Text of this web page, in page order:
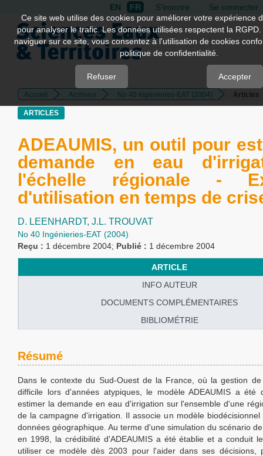
Quick
jump
page
Main
Navigation
Sidebar
EN FR S'inscrire Se connecter
Accueil Archives No 40 Ingénieries-EAT (2004) Articles
ARTICLES
ADEAUMIS, un outil pour
demande en eau
l'échelle régionale -
d'utilisation en temps de
D. LEENHARDT, J.L. TROUVAT
No 40 Ingénieries-EAT (2004)
Reçu : 1 décembre 2004; Publié : 1 décembre 2004
ARTICLE
INFO AUTEUR
DOCUMENTS COMPLÉMENTAIRES
BIBLIOMÉTRIE
Résumé
Dans le contexte du Sud-Ouest de la France, où la gestion
difficile lors d'années atypiques, le modèle ADEAUMIS a été
estimer la demande en eau d'irrigation sur l'ensemble d'une
de la campagne d'irrigation. Il associe un modèle
données géographique. Au terme d'une simulation du scénario
en 1998, la crédibilité d'ADEAUMIS a été établie et a conduit
utiliser ce modèle dès 2003 pour l'aider dans ses décisions,
Ce site web utilise des cookies pour améliorer votre expérience
pour analyser le trafic. Les données utilisées respectent la
naviguer sur ce site, vous consentez à l'utilisation de cookies
politique de confidentialité.
Refuser Accepter